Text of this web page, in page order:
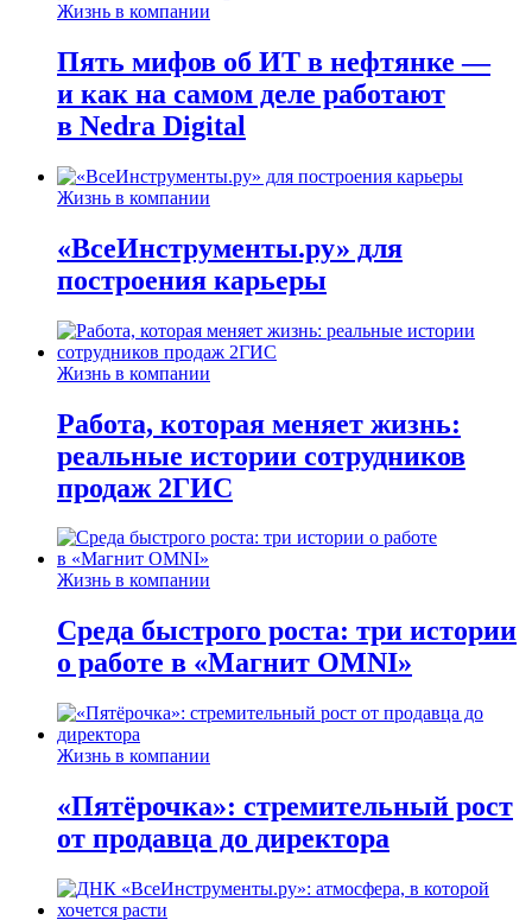
Жизнь в компании
Пять мифов об ИТ в нефтянке —
и как на самом деле работают
в Nedra Digital
Жизнь в компании
«ВсеИнструменты.ру» для
построения карьеры
Жизнь в компании
Работа, которая меняет жизнь:
реальные истории сотрудников
продаж 2ГИС
Жизнь в компании
Среда быстрого роста: три истории
о работе в «Магнит OMNI»
Жизнь в компании
«Пятёрочка»: стремительный рост
от продавца до директора